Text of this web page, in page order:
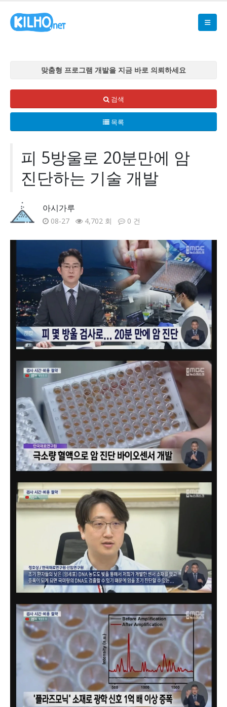
맞춤형 프로그램 개발을 지금 바로 의뢰하세요
맞춤형 프로그램 개발을 지금 바로 의뢰하세요
맞춤형 프로그램 개발을 지금 바로 의뢰하세요
맞춤형 프로그램 개발을 지금 바로 의뢰하세요
검색
목록
피 5방울로 20분만에 암
진단하는 기술 개발
아시가루
08-27 4,702 회 0 건